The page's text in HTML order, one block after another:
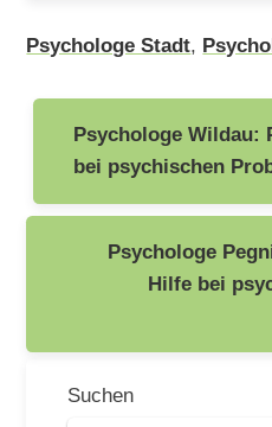
Psychologe Stadt,
Beitragsnavigation
Psychologe Wildau:
bei psychischen
Psychologe
Hilfe bei
Suchen